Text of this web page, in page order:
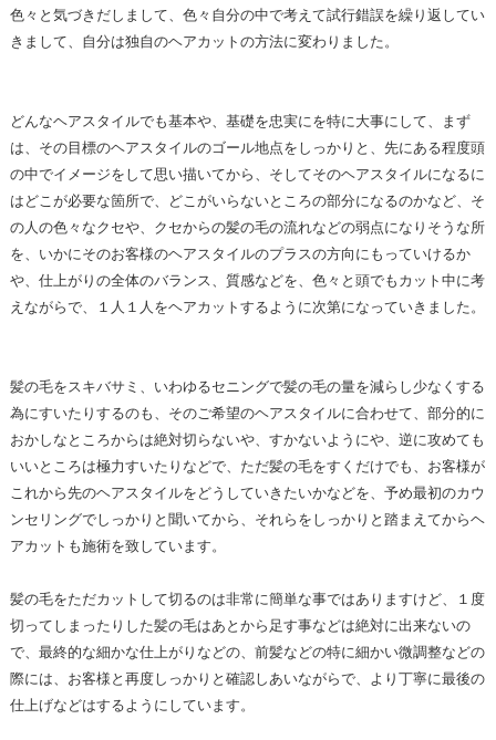
色々と気づきだしまして、色々自分の中で考えて試行錯誤を繰り返してい
きまして、自分は独自のヘアカットの方法に変わりました。
どんなヘアスタイルでも基本や、基礎を忠実にを特に大事にして、まず
は、その目標のヘアスタイルのゴール地点をしっかりと、先にある程度頭
の中でイメージをして思い描いてから、そしてそのヘアスタイルになるに
はどこが必要な箇所で、どこがいらないところの部分になるのかなど、そ
の人の色々なクセや、クセからの髪の毛の流れなどの弱点になりそうな所
を、いかにそのお客様のヘアスタイルのプラスの方向にもっていけるか
や、仕上がりの全体のバランス、質感などを、色々と頭でもカット中に考
えながらで、１人１人をヘアカットするように次第になっていきました。
髪の毛をスキバサミ、いわゆるセニングで髪の毛の量を減らし少なくする
為にすいたりするのも、そのご希望のヘアスタイルに合わせて、部分的に
おかしなところからは絶対切らないや、すかないようにや、逆に攻めても
いいところは極力すいたりなどで、ただ髪の毛をすくだけでも、お客様が
これから先のヘアスタイルをどうしていきたいかなどを、予め最初のカウ
ンセリングでしっかりと聞いてから、それらをしっかりと踏まえてからヘ
アカットも施術を致しています。
髪の毛をただカットして切るのは非常に簡単な事ではありますけど、１度
切ってしまったりした髪の毛はあとから足す事などは絶対に出来ないの
で、最終的な細かな仕上がりなどの、前髪などの特に細かい微調整などの
際には、お客様と再度しっかりと確認しあいながらで、より丁寧に最後の
仕上げなどはするようにしています。